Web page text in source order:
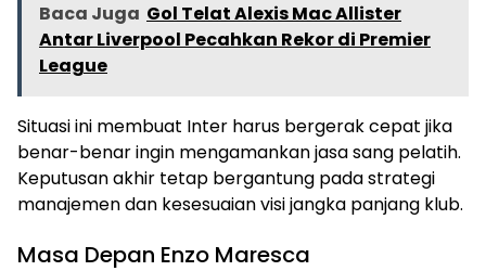
Baca Juga Gol Telat Alexis Mac Allister
Antar Liverpool Pecahkan Rekor di Premier
League
Situasi ini membuat Inter harus bergerak cepat jika
benar-benar ingin mengamankan jasa sang pelatih.
Keputusan akhir tetap bergantung pada strategi
manajemen dan kesesuaian visi jangka panjang klub.
Masa Depan Enzo Maresca